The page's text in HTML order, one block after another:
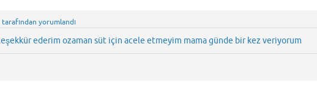
tarafından yorumlandı
ederim ozaman süt için acele etmeyim mama günde bir kez veriyorum